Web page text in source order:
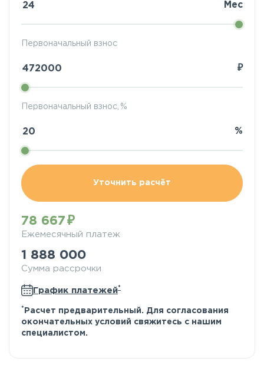
Первоначальный взнос
₽
Мес
Первоначальный взнос, %
%
Уточнить расчёт
78 667
Ежемесячный платеж
1 888 000
Сумма рассрочки
График платежей*
* Расчет предварительный. Для согласования
окончательных условий свяжитесь с нашим
специалистом.